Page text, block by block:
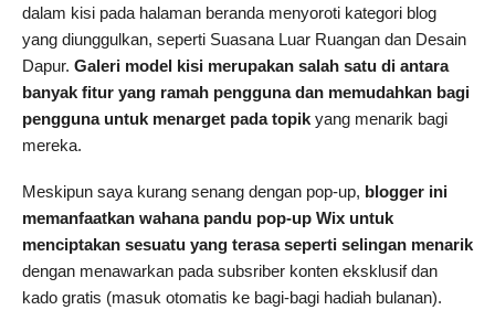
dalam kisi pada halaman beranda menyoroti kategori blog
yang diunggulkan, seperti Suasana Luar Ruangan dan Desain
Dapur. Galeri model kisi merupakan salah satu di antara
banyak fitur yang ramah pengguna dan memudahkan bagi
pengguna untuk menarget pada topik yang menarik bagi
mereka.
Meskipun saya kurang senang dengan pop-up, blogger ini
memanfaatkan wahana pandu pop-up Wix untuk
menciptakan sesuatu yang terasa seperti selingan menarik
dengan menawarkan pada subsriber konten eksklusif dan
kado gratis (masuk otomatis ke bagi-bagi hadiah bulanan).